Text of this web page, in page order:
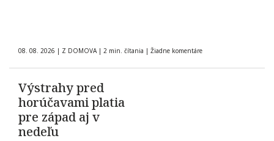
08. 08. 2026 | Z DOMOVA | 2 min. čítania | Žiadne komentáre
Výstrahy pred
horúčavami platia
pre západ aj v
nedeľu